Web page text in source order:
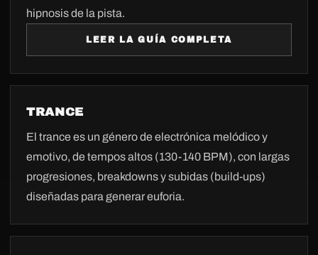
hipnosis de la pista.
LEER LA GUÍA COMPLETA
TRANCE
El trance es un género de electrónica melódico y
emotivo, de tempos altos (130-140 BPM), con largas
progresiones, breakdowns y subidas (build-ups)
diseñadas para generar euforia.